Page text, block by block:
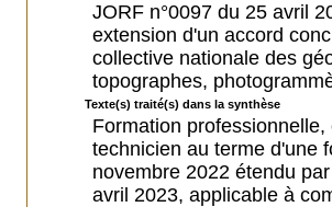
JORF n°0097 du 25 avril
extension d'un accord
collective nationale des
topographes,
Texte(s) traité(s) dans la synthèse
Formation
technicien au terme d'une
novembre 2022 étendu
avril 2023, applicable à